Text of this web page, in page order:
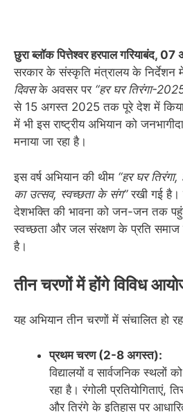
छुरा ब्लॉक पित्तेश्वर हरपाल गरियाबंद,
सरकार के संस्कृति मंत्रालय के निर्देशन
दिवसके अवसर पर “हर घर तिरंगा-
से 15 अगस्त 2025 तक पूरे देश में किया
में भी इस राष्ट्रीय अभियान को
मनाया जा रहा है।
इस वर्ष अभियान की थीम “हर घर
का उत्सव, स्वच्छता के संग”रखी गई है।
देशभक्ति की भावना को जन-जन तक
स्वच्छता और जल संरक्षण के प्रति समाज
है।
तीन चरणों में होंगे विविध
यह अभियान तीन चरणों में संचालित हो
प्रथम चरण (2-8 अगस्त):
विद्यालयों व सार्वजनिक स्थलों को
रहा है। रंगोली प्रतियोगिताएं,
और तिरंगे के इतिहास पर